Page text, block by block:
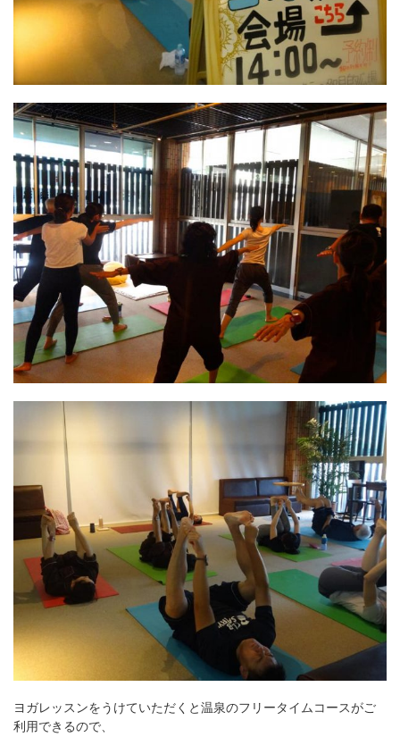
ヨガレッスンをうけていただくと温泉のフリータイムコースがご
利用できるので、